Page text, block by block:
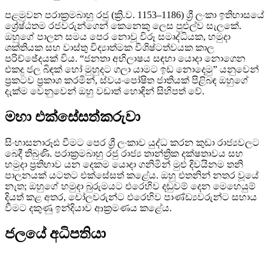
පළමුවන පරාක්‍රමබාහු රජු (ක්‍රි.ව. 1153–1186) ශ්‍රී ලංකා ඉතිහාසයේ
ශ්‍රේෂ්ඨතම රජවරුන්ගෙන් කෙනෙකු ලෙස පුළුල්ව සැලකේ.
ඔහුගේ පාලන සමය පෙර නොවූ විරූ සමෘද්ධියක, හමුදා
ශක්තියක සහ වාස්තු විද්‍යාත්මක විශිෂ්ටත්වයක කාල
පරිච්ඡේදයක් විය. “ජනතා අභිලාෂය සඳහා යොදා නොගෙන
එකදු ජල බිඳක් හෝ මුහුදට ගලා යාමට ඉඩ නොදෙමු” යනුවෙන්
ප්‍රකටව ප්‍රකාශ කරමින්, ස්වයංපෝෂිත ජාතියක් පිළිබඳ ඔහුගේ
දැක්ම වෙනුවෙන් ඔහු වඩාත් හොඳින් සිහිපත් වේ.
මහා එක්සේසත්කරුවා
සිංහාසනාරූඪ වීමට පෙර ශ්‍රී ලංකාව යුද්ධ කරන කුඩා රාජ්‍යවලට
බෙදී තිබුණි. පරාක්‍රමබාහු රජු රාජ්‍ය තාන්ත්‍රික දක්ෂතාවය සහ
හමුදා ප්‍රතිභාව යන දෙකම යොදා ගනිමින් මුළු දිවයිනම තනි
පාලනයක් යටතට එක්සේසත් කළේය. ඔහු එතනින් නතර වූයේ
නැත; ඔහුගේ හමුදා බුරුමයට එරෙහිව දඬුවම් දෙන මෙහෙයුම්
දියත් කළ අතර, චෝලවරුන්ට එරෙහිව පාණ්ඩ්‍යවරුන්ට සහාය
වීමට දකුණු ඉන්දියාව ආක්‍රමණය කළේය.
ජලයේ අධිපතියා